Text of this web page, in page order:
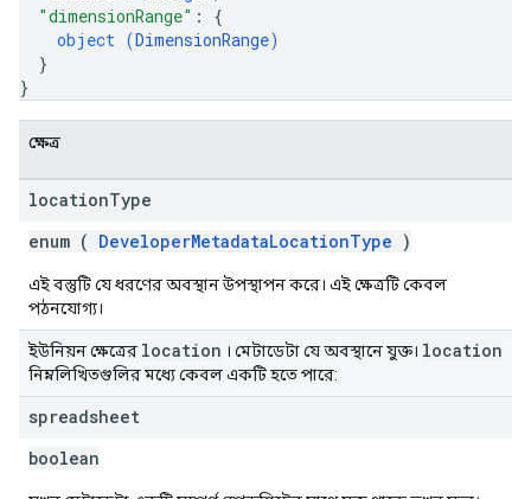
"dimensionRange" : {
object (DimensionRange)
}
}
ক্ষেত্র
locationType
enum ( DeveloperMetadataLocationType )
এই বস্তুটি যে ধরণের অবস্থান উপস্থাপন করে। এই ক্ষেত্রটি কেবল
পঠনযোগ্য।
ইউনিয়ন ক্ষেত্রের location । মেটাডেটা যে অবস্থানে যুক্ত। location
নিম্নলিখিতগুলির মধ্যে কেবল একটি হতে পারে:
spreadsheet
boolean